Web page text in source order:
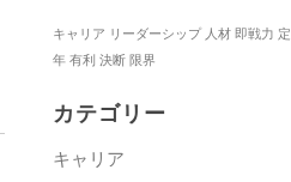
キャリア リーダーシップ 人材 即戦力 定
年 有利 決断 限界
カテゴリー
キャリア